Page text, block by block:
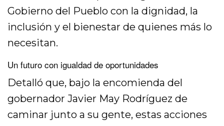
Gobierno del Pueblo con la dignidad, la
inclusión y el bienestar de quienes más lo
necesitan.
Un futuro con igualdad de oportunidades
Detalló que, bajo la encomienda del
gobernador Javier May Rodríguez de
caminar junto a su gente, estas acciones